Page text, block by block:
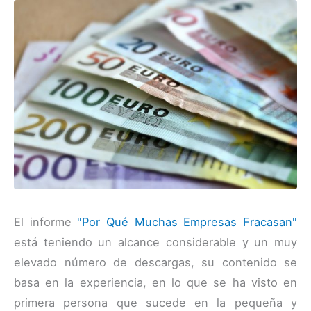
El informe "Por Qué Muchas Empresas Fracasan"
está teniendo un alcance considerable y un muy
elevado número de descargas, su contenido se
basa en la experiencia, en lo que se ha visto en
primera persona que sucede en la pequeña y